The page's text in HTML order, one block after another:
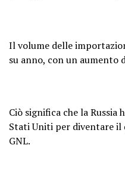
Il volume delle
su anno, con un aumento
Ciò significa che la Russia
Stati Uniti per diventare
GNL.